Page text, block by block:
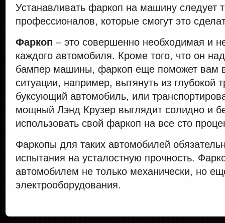
Устанавливать фаркоп на машину следует
профессионалов, которые смогут это
Фаркоп – это совершенно необходимая и
каждого автомобиля. Кроме того, что он
бампер машины, фаркоп еще поможет вам
ситуации, например, вытянуть из глубокой
буксующий автомобиль, или
мощный Лэнд Крузер выглядит солидно и
использовать свой фаркоп на все сто
Фаркопы для таких автомобилей
испытания на усталостную прочность.
автомобилем не только механически, но
электрооборудования.